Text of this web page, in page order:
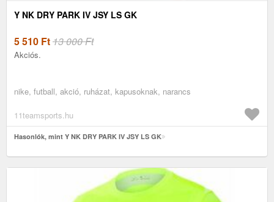
Y NK DRY PARK IV JSY LS GK
5 510 Ft13 000 Ft
Akciós.
nike, futball, akció, ruházat, kapusoknak, narancs
11teamsports.hu
Hasonlók, mint Y NK DRY PARK IV JSY LS GK